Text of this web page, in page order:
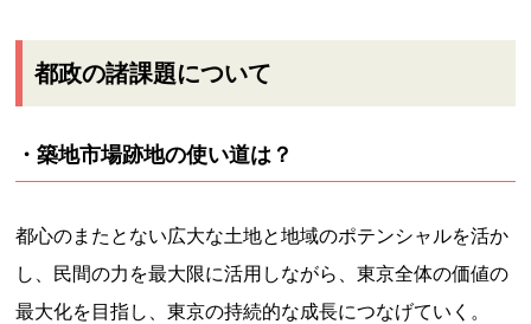
都政の諸課題について
・築地市場跡地の使い道は？
都心のまたとない広大な土地と地域のポテンシャルを活か
し、民間の力を最大限に活用しながら、東京全体の価値の
最大化を目指し、東京の持続的な成長につなげていく。